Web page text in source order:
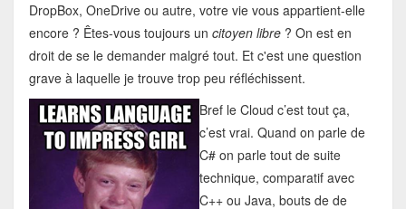
DropBox, OneDrive ou autre, votre vie vous appartient-elle
encore ? Êtes-vous toujours un citoyen libre? On est en
droit de se le demander malgré tout. Et c'est une question
grave à laquelle je trouve trop peu réfléchissent.
Bref le Cloud c’est tout ça,
c’est vrai. Quand on parle de
C# on parle tout de suite
technique, comparatif avec
C++ ou Java, bouts de de